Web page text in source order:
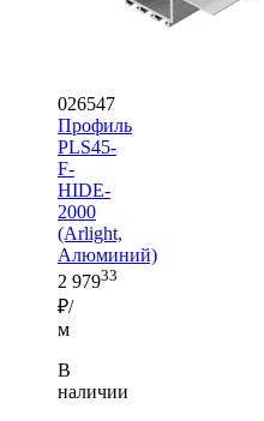
026547
Профиль
PLS45-
F-
HIDE-
2000
(Arlight,
Алюминий)
2 97933
₽/
м
В
наличии